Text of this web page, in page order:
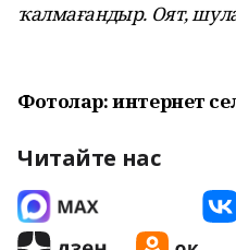
ҡалмағандыр. Оят,
Фотолар: интернет
Читайте нас